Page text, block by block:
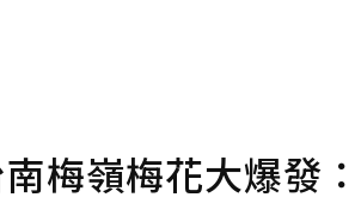
梅嶺梅花大爆發